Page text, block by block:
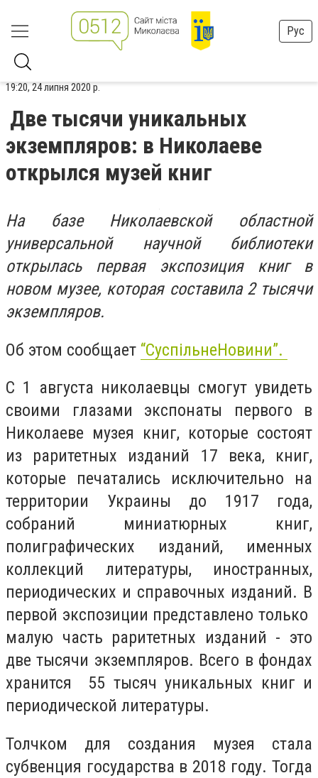
Рус
19:20, 24 липня 2020 р.
Две тысячи уникальных
экземпляров: в Николаеве
открылся музей книг
На базе Николаевской областной
универсальной научной библиотеки
открылась первая экспозиция книг в
новом музее, которая составила 2 тысячи
экземпляров.
Об этом сообщает “СуспільнеНовини”.
С 1 августа николаевцы смогут увидеть
своими глазами экспонаты первого в
Николаеве музея книг, которые состоят
из раритетных изданий 17 века, книг,
которые печатались исключительно на
территории Украины до 1917 года,
собраний миниатюрных книг,
полиграфических изданий, именных
коллекций литературы, иностранных,
периодических и справочных изданий. В
первой экспозиции представлено только ​​
малую часть раритетных изданий - это
две тысячи экземпляров. Всего в фондах
хранится 55 тысяч уникальных книг и
периодической литературы.
Толчком для создания музея стала
субвенция государства в 2018 году. Тогда